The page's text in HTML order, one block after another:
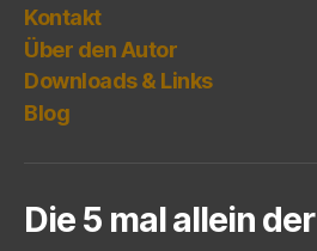
Kontakt
Über den Autor
Downloads & Links
Blog
Die 5 mal allein